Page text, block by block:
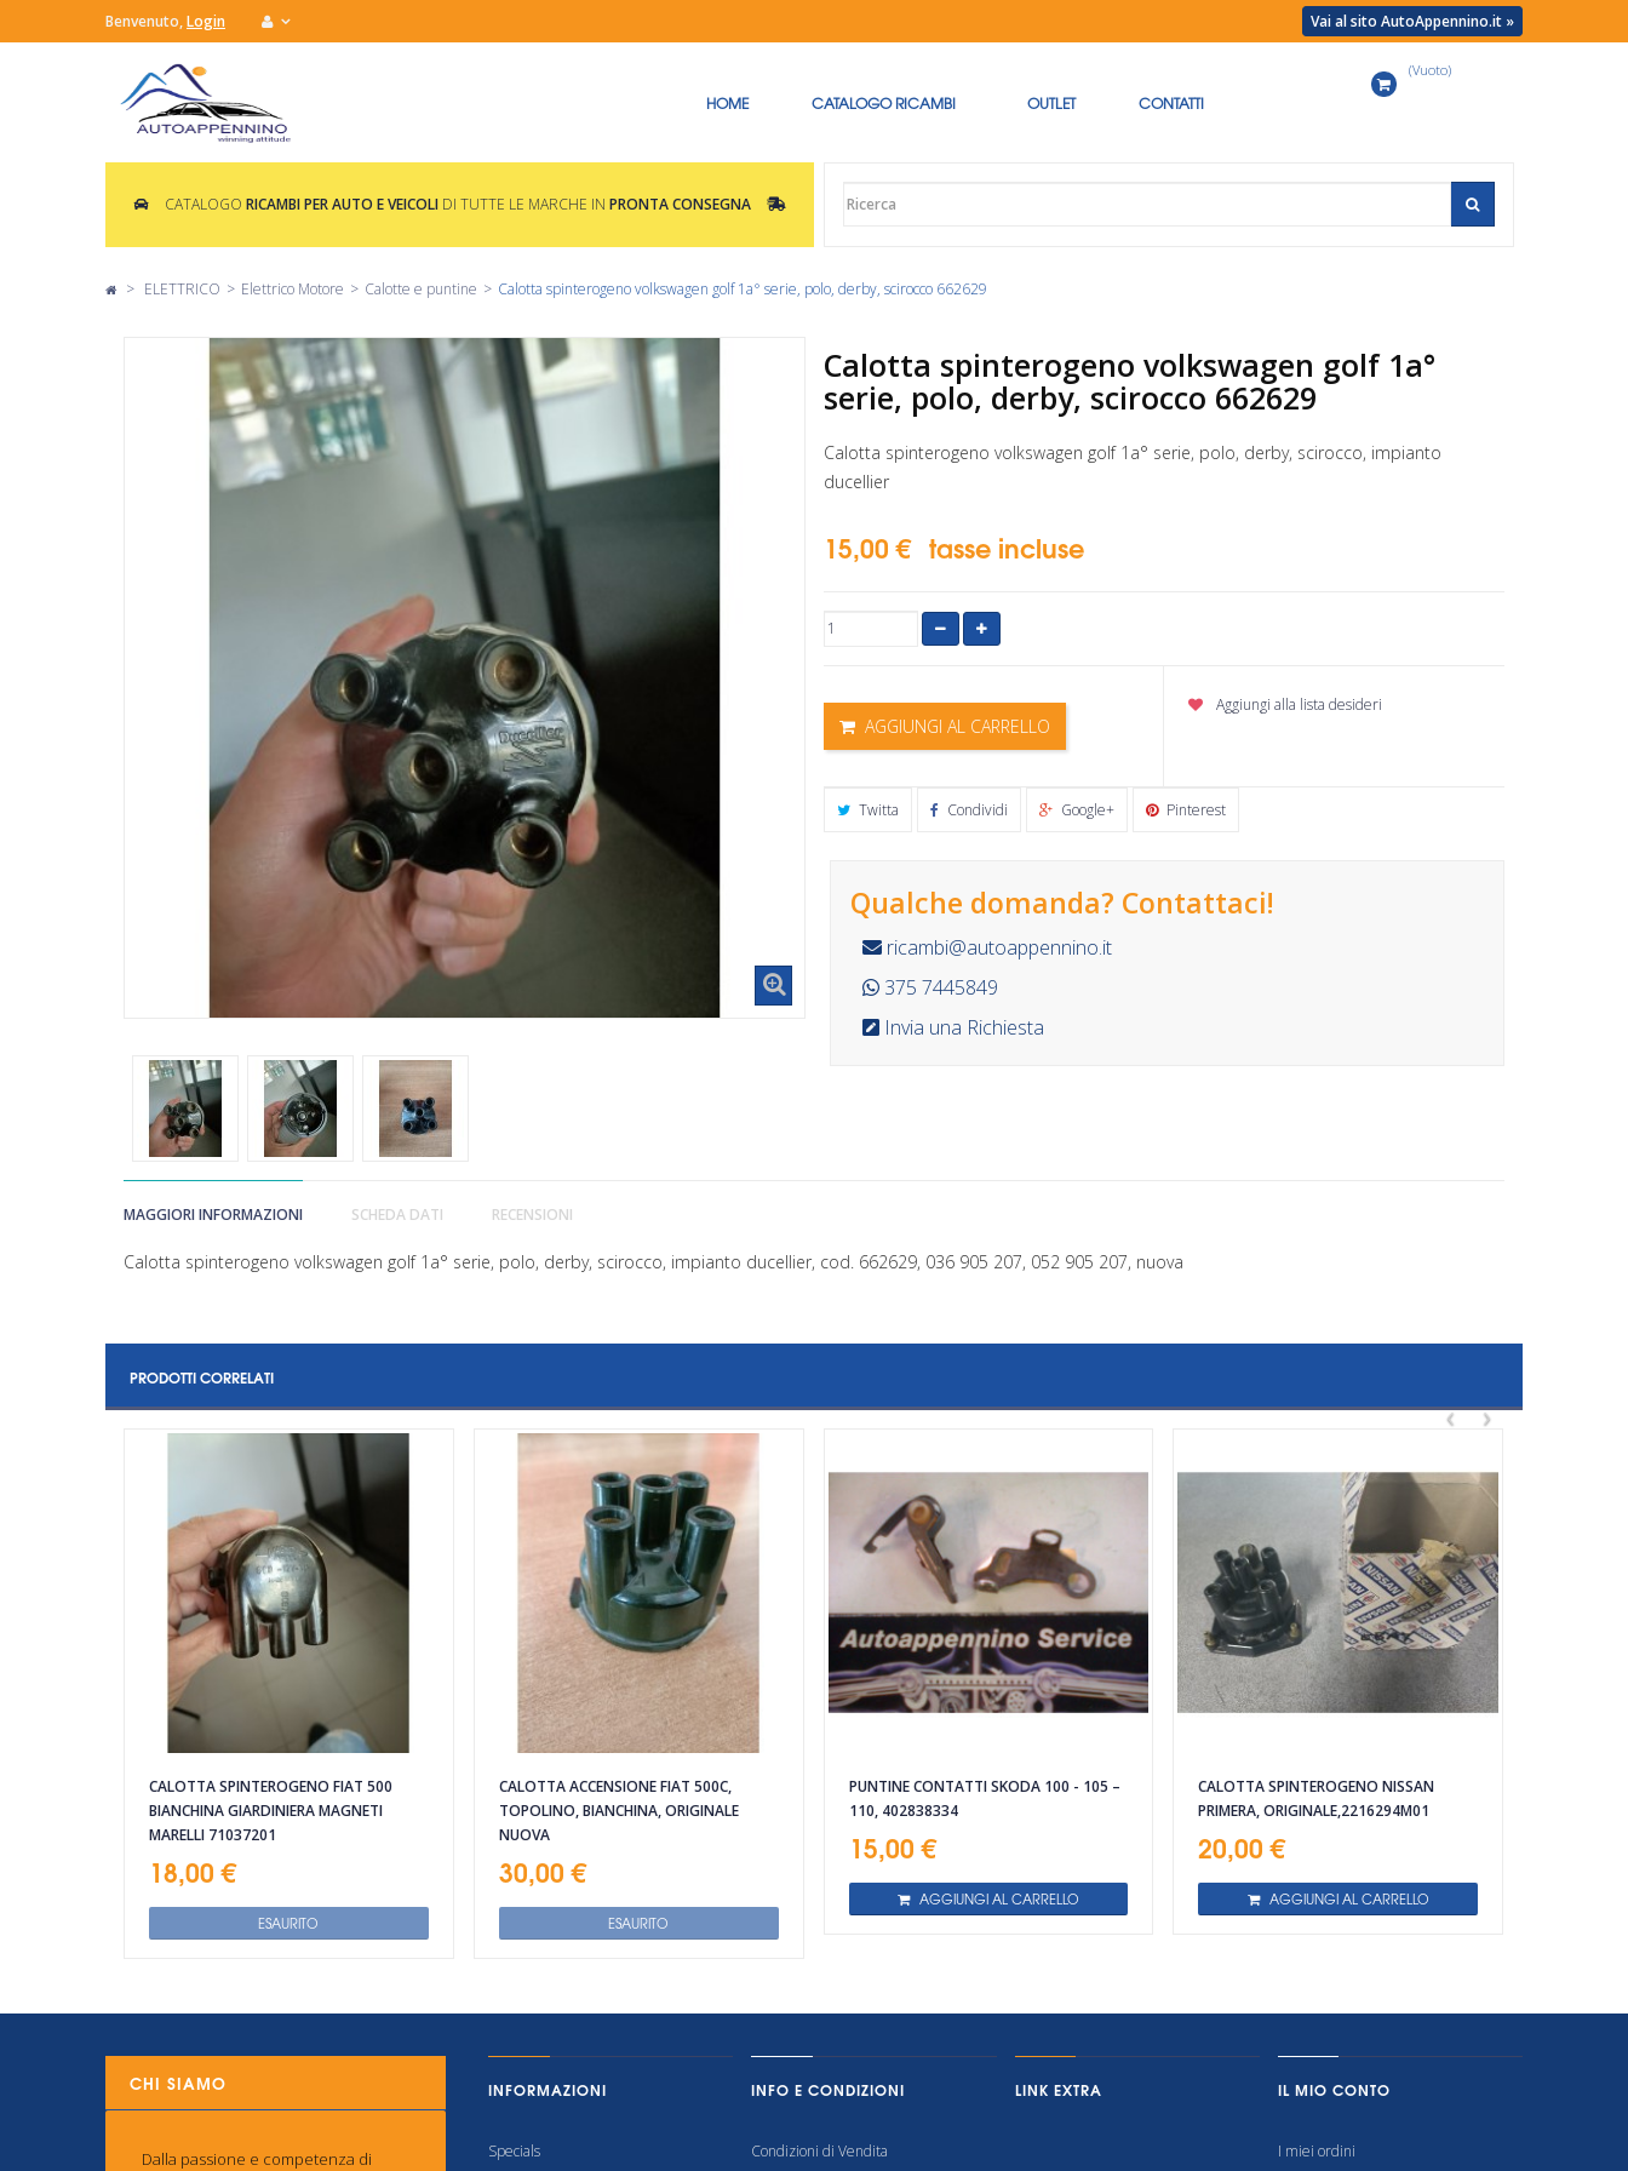
Vai al sito AutoAppennino.it »
Benvenuto,Login
HOME CATALOGO RICAMBI OUTLET CONTATTI
(Vuoto)
CATALOGO RICAMBI PER AUTO E VEICOLI DI TUTTE LE MARCHE IN PRONTA CONSEGNA
> ELETTRICO > Elettrico Motore > Calotte e puntine > Calotta spinterogeno volkswagen golf 1a° serie, polo, derby, scirocco 662629
Calotta spinterogeno volkswagen golf 1a°
serie, polo, derby, scirocco 662629
Calotta spinterogeno volkswagen golf 1a° serie, polo, derby, scirocco, impianto
ducellier
15,00 € tasse incluse
AGGIUNGI AL CARRELLO
Aggiungi alla lista desideri
Twitta Condividi Google+ Pinterest
Qualche domanda? Contattaci!
ricambi@autoappennino.it
375 7445849
Invia una Richiesta
MAGGIORI INFORMAZIONI SCHEDA DATI RECENSIONI
Calotta spinterogeno volkswagen golf 1a° serie, polo, derby, scirocco, impianto ducellier, cod. 662629, 036 905 207, 052 905 207, nuova
PRODOTTI CORRELATI
‹ ›
CALOTTA SPINTEROGENO FIAT 500
BIANCHINA GIARDINIERA MAGNETI
MARELLI 71037201
18,00 €
ESAURITO
CALOTTA ACCENSIONE FIAT 500C,
TOPOLINO, BIANCHINA, ORIGINALE
NUOVA
30,00 €
ESAURITO
PUNTINE CONTATTI SKODA 100 - 105 –
110, 402838334
15,00 €
AGGIUNGI AL CARRELLO
CALOTTA SPINTEROGENO NISSAN
PRIMERA, ORIGINALE,2216294M01
20,00 €
AGGIUNGI AL CARRELLO
CHI SIAMO
Dalla passione e competenza di
INFORMAZIONI
Specials
INFO E CONDIZIONI
Condizioni di Vendita
LINK EXTRA IL MIO CONTO
I miei ordini